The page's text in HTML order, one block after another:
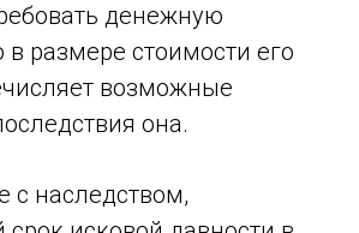
денежную
размере стоимости его
возможные
она.
с наследством,